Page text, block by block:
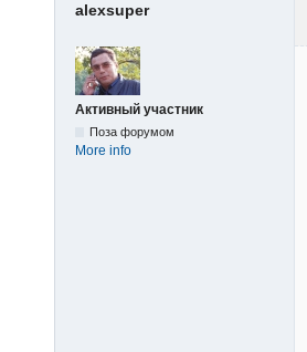
alexsuper
Активный участник
Поза форумом
More info